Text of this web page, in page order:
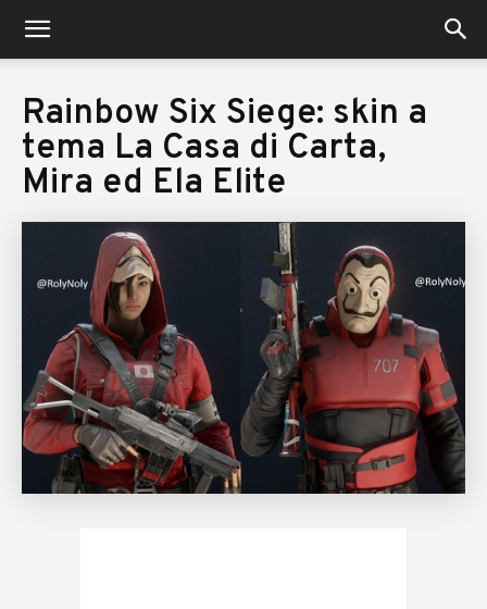
nerdhub.it
Rainbow Six Siege: skin a
tema La Casa di Carta,
Mira ed Ela Elite